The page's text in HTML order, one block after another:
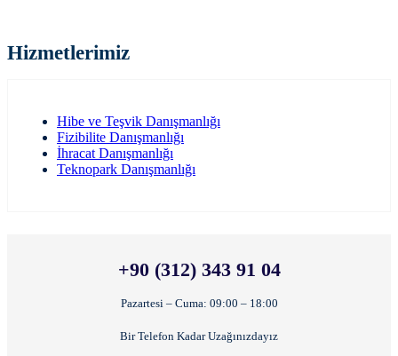
Hizmetlerimiz
Hibe ve Teşvik Danışmanlığı
Fizibilite Danışmanlığı
İhracat Danışmanlığı
Teknopark Danışmanlığı
+90 (312) 343 91 04
Pazartesi – Cuma: 09:00 – 18:00
Bir Telefon Kadar Uzağınızdayız